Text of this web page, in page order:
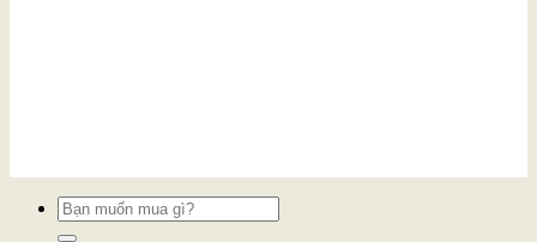
Tìm
kiếm: